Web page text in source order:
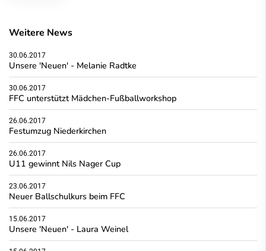
Weitere News
30.06.2017
Unsere 'Neuen' - Melanie Radtke
30.06.2017
FFC unterstützt Mädchen-Fußballworkshop
26.06.2017
Festumzug Niederkirchen
26.06.2017
U11 gewinnt Nils Nager Cup
23.06.2017
Neuer Ballschulkurs beim FFC
15.06.2017
Unsere 'Neuen' - Laura Weinel